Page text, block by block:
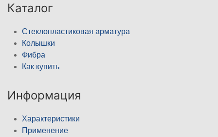
Каталог
Стеклопластиковая арматура
Колышки
Фибра
Как купить
Информация
Характеристики
Применение